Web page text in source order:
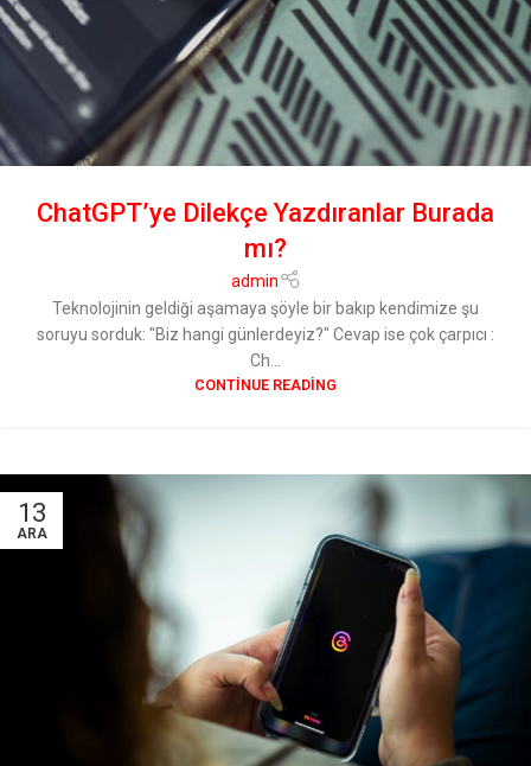
ChatGPT’ye Dilekçe Yazdıranlar Burada
mı?
admin
Teknolojinin geldiği aşamaya şöyle bir bakıp kendimize şu
soruyu sorduk: "Biz hangi günlerdeyiz?" Cevap ise çok çarpıcı :
Ch...
CONTINUE READING
13
ARA